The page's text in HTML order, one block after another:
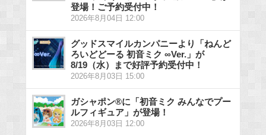
登場！ご予約受付中！
2026年8月04日 12:00
グッドスマイルカンパニーより「ねんど
ろいどどーる 初音ミク ∞Ver.」が
8/19（水）まで好評予約受付中！
2026年8月03日 15:00
ガシャポン®に「初音ミク みんなでプー
ルフィギュア」が登場！
2026年8月03日 12:00